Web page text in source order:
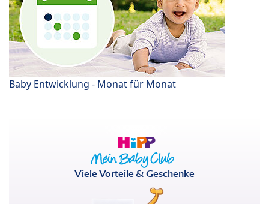
Baby Entwicklung - Monat für Monat
Viele Vorteile & Geschenke